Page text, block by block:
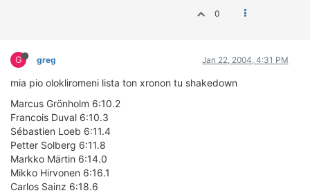
0
G greg Jan 22, 2004, 4:31 PM
mia pio olokliromeni lista ton xronon tu shakedown
Marcus Grönholm 6:10.2
Francois Duval 6:10.3
Sébastien Loeb 6:11.4
Petter Solberg 6:11.8
Markko Märtin 6:14.0
Mikko Hirvonen 6:16.1
Carlos Sainz 6:18.6